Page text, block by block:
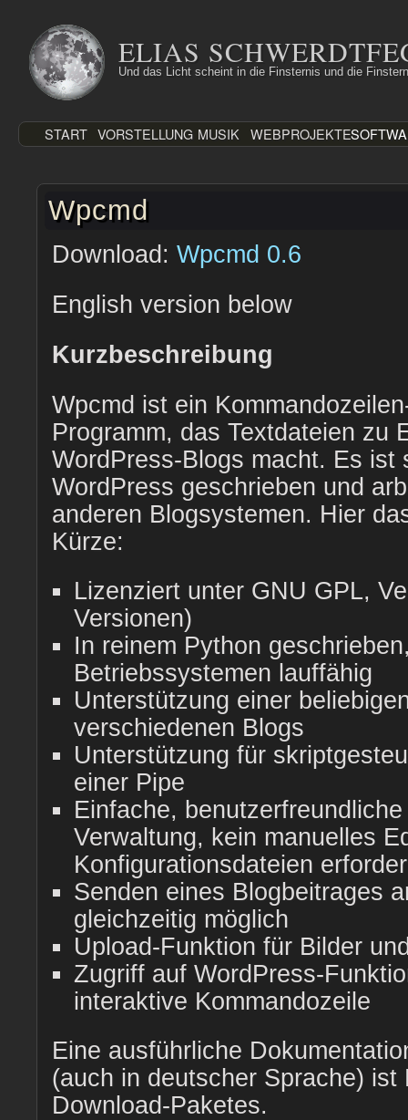
Inhalt
springen
ELIAS
Und das Licht scheint in die Finsternis und die
START VORSTELLUNG MUSIK WEBPROJEKTE
Wpcmd
Download: Wpcmd 0.6
English version below
Kurzbeschreibung
Wpcmd ist ein
Programm, das Textdateien zu
WordPress-Blogs macht. Es ist
WordPress geschrieben und
anderen Blogsystemen. Hier
Kürze:
Lizenziert unter GNU GPL,
Versionen)
In reinem Python
Betriebssystemen lauffähig
Unterstützung einer
verschiedenen Blogs
Unterstützung für
einer Pipe
Einfache,
Verwaltung, kein manuelles
Konfigurationsdateien
Senden eines Blogbeitrages
gleichzeitig möglich
Upload-Funktion für Bilder
Zugriff auf WordPress-
interaktive Kommandozeile
Eine ausführliche
(auch in deutscher Sprache) ist
Download-Paketes.